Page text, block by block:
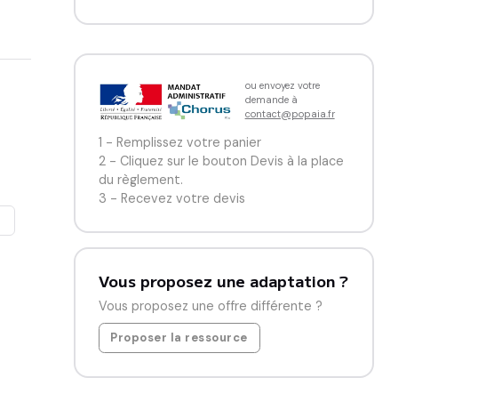
ou envoyez votre
demande à
contact@popaia.fr
1 - Remplissez votre panier
2 - Cliquez sur le bouton Devis à la place
du règlement.
3 - Recevez votre devis
Vous proposez une adaptation ?
Vous proposez une offre différente ?
Proposer la ressource